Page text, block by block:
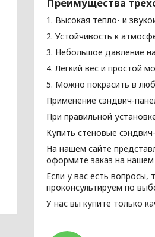
1. Высокая тепло- и
2. Устойчивость к
3. Небольшое давление
4. Легкий вес и простой
5. Можно покрасить в
Применение сэндвич-
При правильной
Купить стеновые
На нашем сайте
оформите заказ на нашем
Если у вас есть
проконсультируем по
У нас вы купите только